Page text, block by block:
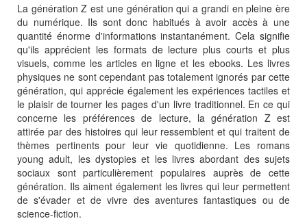
La génération Z est une génération qui a grandi en pleine ère
du numérique. Ils sont donc habitués à avoir accès à une
quantité énorme d'informations instantanément. Cela signifie
qu'ils apprécient les formats de lecture plus courts et plus
visuels, comme les articles en ligne et les ebooks. Les livres
physiques ne sont cependant pas totalement ignorés par cette
génération, qui apprécie également les expériences tactiles et
le plaisir de tourner les pages d'un livre traditionnel. En ce qui
concerne les préférences de lecture, la génération Z est
attirée par des histoires qui leur ressemblent et qui traitent de
thèmes pertinents pour leur vie quotidienne. Les romans
young adult, les dystopies et les livres abordant des sujets
sociaux sont particulièrement populaires auprès de cette
génération. Ils aiment également les livres qui leur permettent
de s'évader et de vivre des aventures fantastiques ou de
science-fiction.